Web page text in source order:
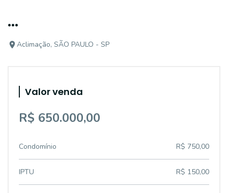
...
Aclimação, SÃO PAULO - SP
Valor venda
R$ 650.000,00
Condomínio R$ 750,00
IPTU R$ 150,00